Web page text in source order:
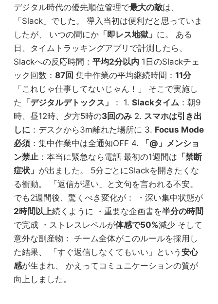
デジタル時代の優先順位管理で最大の敵は、
「Slack」でした。 導入当初は便利だと思っていま
したが、 いつの間にか 「即レス地獄」 に。 ある
日、タイムトラッキングアプリで計測したら、
Slackへの反応時間： 平均2分以内 1日のSlackチェ
ック回数： 87回 集中作業の平均継続時間： 11分
「これじゃ仕事してないじゃん！」 そこで実施し
た 「デジタルデトックス」 ： 1. Slackタイム ：朝9
時、昼12時、夕方5時の3回のみ 2. スマホは引き出
しに ：デスクから3m離れた場所に 3. Focus Mode
必須 ：集中作業中は全通知OFF 4.
「@」メンショ
ン禁止 ：本当に緊急なら電話 最初の1週間は 「禁断
症状」 が出ました。 5分ごとにSlackを開きたくな
る衝動。 「返信が遅い」と文句を言われる不安。
でも2週間後、驚くべき変化が： ・深い集中状態が
2時間以上続くように ・重要な企画書を半分の時間
で完成 ・ストレスレベルが体感で50%減少 そして
意外な副産物： チーム全体がこのルールを採用し
た結果、 「すぐ返信しなくてもいい」という 安心
感が生まれ、 かえってコミュニケーションの質が
向上しました。